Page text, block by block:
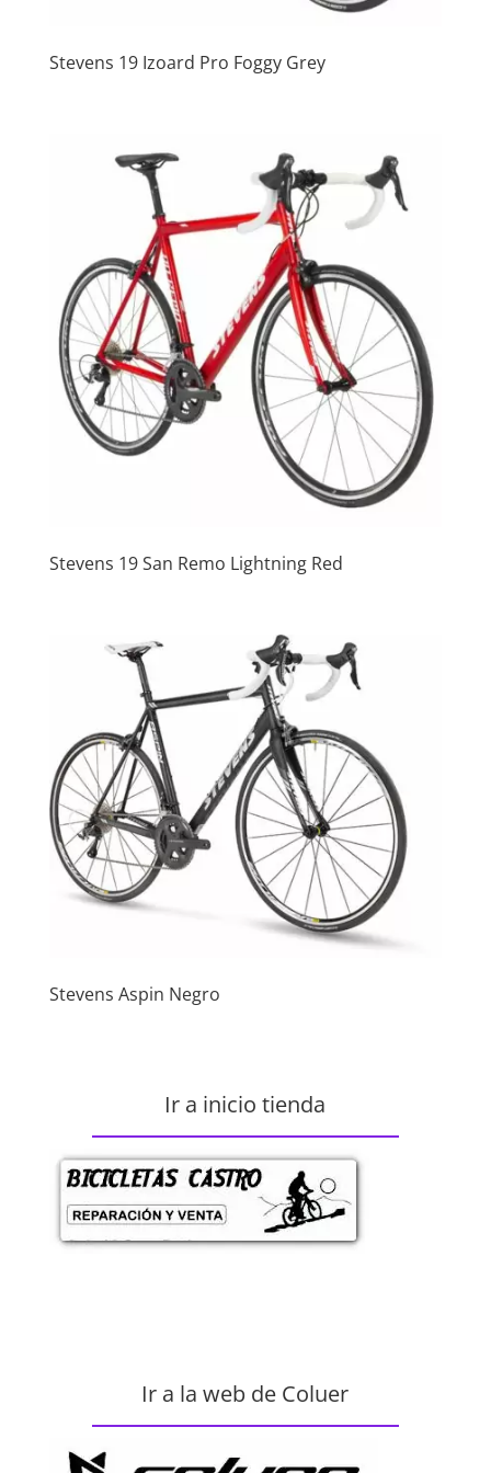
Stevens 19 Izoard Pro Foggy Grey
Stevens 19 San Remo Lightning Red
Stevens Aspin Negro
Ir a inicio tienda
Ir a la web de Coluer